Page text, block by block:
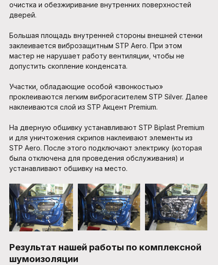
очистка и обезжиривание внутренних поверхностей
дверей.
Большая площадь внутренней стороны внешней стенки
заклеивается виброзащитным STP Aero. При этом
мастер не нарушает работу вентиляции, чтобы не
допустить скопление конденсата.
Участки, обладающие особой «звонкостью»
проклеиваются легким виброгасителем STP Silver. Далее
наклеиваются слой из STP Акцент Premium.
На дверную обшивку устанавливают STP Biplast Premium
и для уничтожения скрипов наклеивают элементы из
STP Aero. После этого подключают электрику (которая
была отключена для проведения обслуживания) и
устанавливают обшивку на место.
Результат нашей работы по комплексной
шумоизоляции